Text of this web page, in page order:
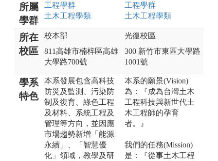
所屬
學群
工程學群
土木工程學類
工程學群
土木工程學類
所在
校區
校本部
811高雄市楠梓區高雄
大學路700號
光復校區
300 新竹市東區大學路
1001號
學系
特色
本系發展包含高科技
防災及監測、污染防
制及復育、綠色工程
及材料、系統工程及
管理等方向，並因應
市場趨勢新增「能源
永續」、「智慧優
化」領域，教學及研
本系的願景(Vision)
為：『成為台灣土木
工程科技與新世代土
木工程師的孕育
者。』
我們的任務(Mission)
是：『從事土木工程